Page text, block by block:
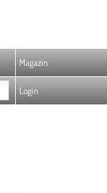
Magazin
Login